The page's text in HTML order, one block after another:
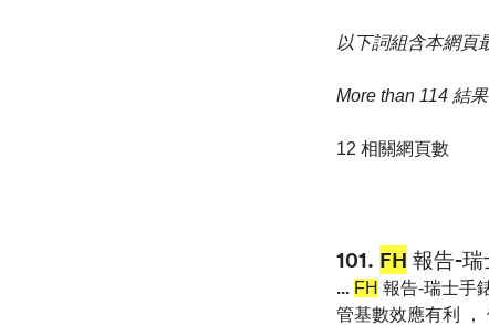
以下詞組含本網頁
More than 114 結
12 相關網頁數
101. FH 報告-
... FH 報告-瑞士手
管基數效應有利 ，